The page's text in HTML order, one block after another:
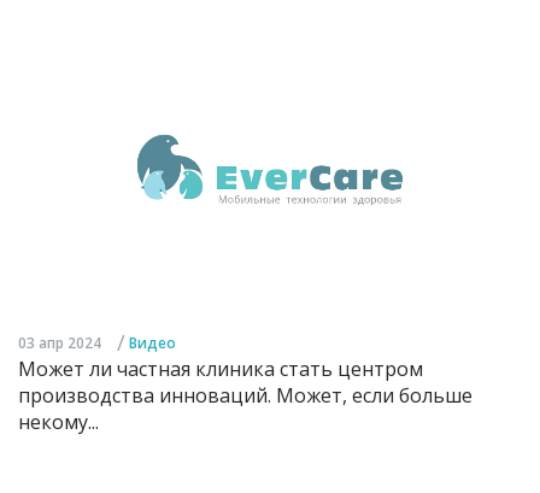
03 апр 2024 / Видео
Может ли частная клиника стать центром
производства инноваций. Может, если больше
некому...